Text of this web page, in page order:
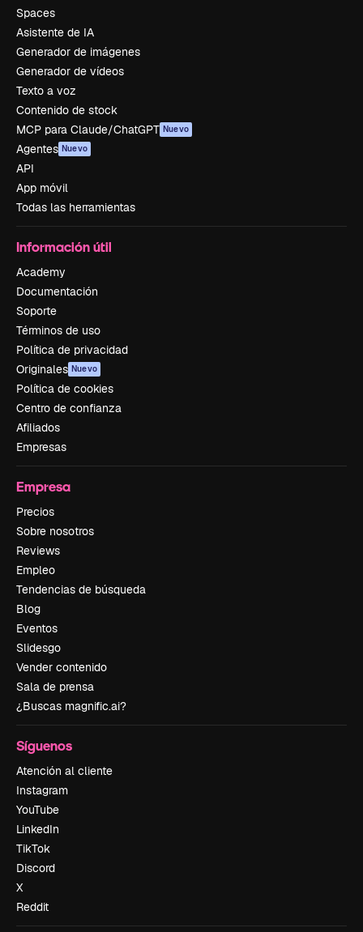
Spaces
Asistente de IA
Generador de imágenes
Generador de vídeos
Texto a voz
Contenido de stock
MCP para Claude/ChatGPT Nuevo
Agentes Nuevo
API
App móvil
Todas las herramientas
Información útil
Academy
Documentación
Soporte
Términos de uso
Política de privacidad
Originales Nuevo
Política de cookies
Centro de confianza
Afiliados
Empresas
Empresa
Precios
Sobre nosotros
Reviews
Empleo
Tendencias de búsqueda
Blog
Eventos
Slidesgo
Vender contenido
Sala de prensa
¿Buscas magnific.ai?
Síguenos
Atención al cliente
Instagram
YouTube
LinkedIn
TikTok
Discord
X
Reddit